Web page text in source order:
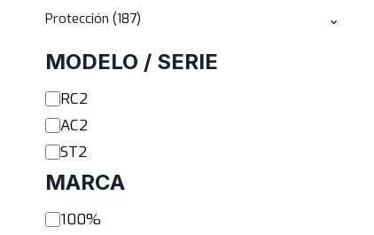
Protección ⌄
187187
MODELO / SERIE
Modelo
/ Serie
RC2
AC2
ST2
MARCA
Marca
100%